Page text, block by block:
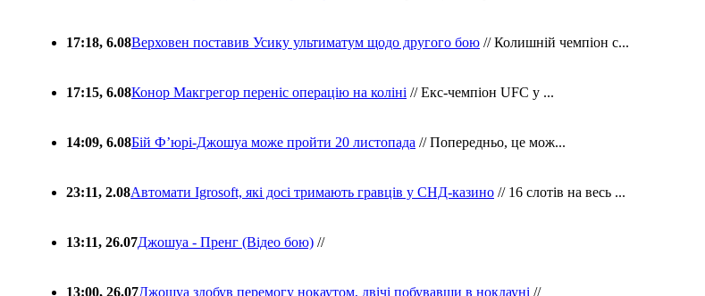
17:18, 6.08Верховен поставив Усику ультиматум щодо другого бою // Колишній чемпіон с...
17:15, 6.08Конор Макгрегор переніс операцію на коліні // Екс-чемпіон UFC у ...
14:09, 6.08Бій Ф’юрі-Джошуа може пройти 20 листопада // Попередньо, це мож...
23:11, 2.08Автомати Igrosoft, які досі тримають гравців у СНД-казино // 16 слотів на весь ...
13:11, 26.07Джошуа - Пренг (Відео бою) //
13:00, 26.07Джошуа здобув перемогу нокаутом, двічі побувавши в нокдауні //